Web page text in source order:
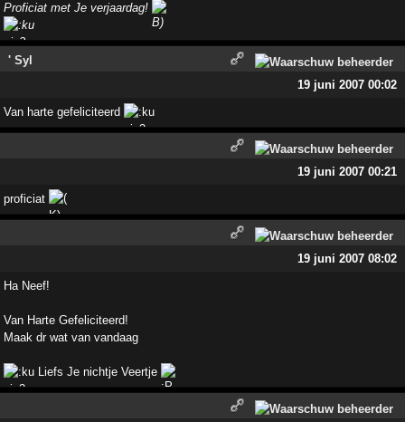
Proficiat met Je verjaardag!
' Syl
19 juni 2007 00:02
Van harte gefeliciteerd
19 juni 2007 00:21
proficiat
19 juni 2007 08:02
Ha Neef!
Van Harte Gefeliciteerd!
Maak dr wat van vandaag
Liefs Je nichtje Veertje